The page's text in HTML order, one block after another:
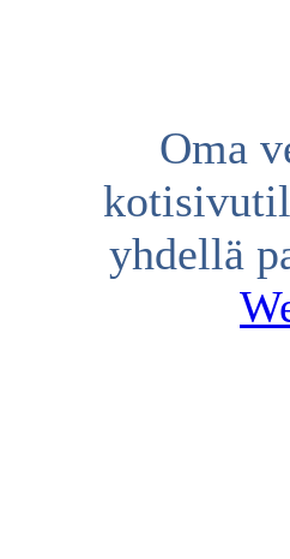
Oma
yhdellä